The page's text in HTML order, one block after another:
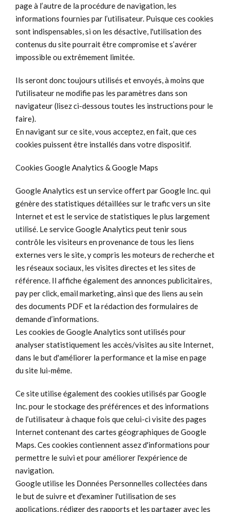
page à l’autre de la procédure de navigation, les
informations fournies par l’utilisateur. Puisque ces cookies
sont indispensables, si on les désactive, l'utilisation des
contenus du site pourrait être compromise et s’avérer
impossible ou extrêmement limitée.
Ils seront donc toujours utilisés et envoyés, à moins que
l'utilisateur ne modifie pas les paramètres dans son
navigateur (lisez ci-dessous toutes les instructions pour le
faire).
En navigant sur ce site, vous acceptez, en fait, que ces
cookies puissent être installés dans votre dispositif.
Cookies Google Analytics & Google Maps
Google Analytics est un service offert par Google Inc. qui
génère des statistiques détaillées sur le trafic vers un site
Internet et est le service de statistiques le plus largement
utilisé. Le service Google Analytics peut tenir sous
contrôle les visiteurs en provenance de tous les liens
externes vers le site, y compris les moteurs de recherche et
les réseaux sociaux, les visites directes et les sites de
référence. Il affiche également des annonces publicitaires,
pay per click, email marketing, ainsi que des liens au sein
des documents PDF et la rédaction des formulaires de
demande d’informations.
Les cookies de Google Analytics sont utilisés pour
analyser statistiquement les accès/visites au site Internet,
dans le but d'améliorer la performance et la mise en page
du site lui-même.
Ce site utilise également des cookies utilisés par Google
Inc. pour le stockage des préférences et des informations
de l’utilisateur à chaque fois que celui-ci visite des pages
Internet contenant des cartes géographiques de Google
Maps. Ces cookies contiennent assez d'informations pour
permettre le suivi et pour améliorer l'expérience de
navigation.
Google utilise les Données Personnelles collectées dans
le but de suivre et d'examiner l'utilisation de ses
applications, rédiger des rapports et les partager avec les